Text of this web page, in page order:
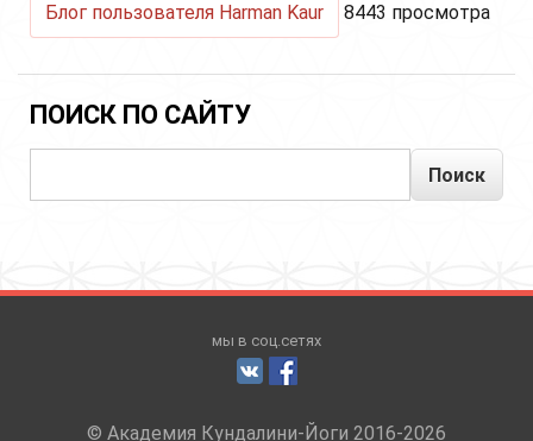
Блог пользователя Harman Kaur 8443 просмотра
ПОИСК ПО САЙТУ
мы в соц.сетях
© Академия Кундалини-Йоги 2016-2026